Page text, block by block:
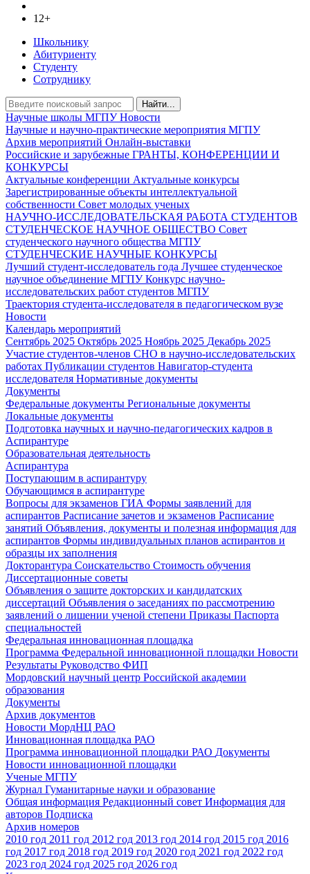
12+
Школьнику
Абитуриенту
Студенту
Сотруднику
Найти...
Научные школы МГПУНовости
Научные и научно-практические мероприятия МГПУ
Архив мероприятий Онлайн-выставки
Российские и зарубежные ГРАНТЫ, КОНФЕРЕНЦИИ И
КОНКУРСЫ
Актуальные конференции Актуальные конкурсы
Зарегистрированные объекты интеллектуальной
собственности Совет молодых ученых
НАУЧНО-ИССЛЕДОВАТЕЛЬСКАЯ РАБОТА СТУДЕНТОВ
СТУДЕНЧЕСКОЕ НАУЧНОЕ ОБЩЕСТВО Совет
студенческого научного общества МГПУ
СТУДЕНЧЕСКИЕ НАУЧНЫЕ КОНКУРСЫ
Лучший студент-исследователь года Лучшее студенческое
научное объединение МГПУКонкурс научно-
исследовательских работ студентов МГПУ
Траектория студента-исследователя в педагогическом вузе
Новости
Календарь мероприятий
Сентябрь 2025 Октябрь 2025 Ноябрь 2025 Декабрь 2025
Участие студентов-членов СНО в научно-исследовательских
работах Публикации студентов Навигатор-студента
исследователя Нормативные документы
Документы
Федеральные документы Региональные документы
Локальные документы
Подготовка научных и научно-педагогических кадров в
Аспирантуре
Образовательная деятельность
Аспирантура
Поступающим в аспирантуру
Обучающимся в аспирантуре
Вопросы для экзаменов ГИА Формы заявлений для
аспирантов Расписание зачетов и экзаменов Расписание
занятий Объявления, документы и полезная информация для
аспирантов Формы индивидуальных планов аспирантов и
образцы их заполнения
Докторантура Соискательство Стоимость обучения
Диссертационные советы
Объявления о защите докторских и кандидатских
диссертаций Объявления о заседаниях по рассмотрению
заявлений о лишении ученой степени Приказы Паспорта
специальностей
Федеральная инновационная площадка
Программа Федеральной инновационной площадки Новости
Результаты Руководство ФИП
Мордовский научный центр Российской академии
образования
Документы
Архив документов
Новости МордНЦ РАО
Инновационная площадка РАО
Программа инновационной площадки РАО Документы
Новости инновационной площадки
Ученые МГПУ
Журнал Гуманитарные науки и образование
Общая информация Редакционный совет Информация для
авторов Подписка
Архив номеров
2010 год 2011 год 2012 год 2013 год 2014 год 2015 год 2016
год 2017 год 2018 год 2019 год 2020 год 2021 год 2022 год
2023 год 2024 год 2025 год 2026 год